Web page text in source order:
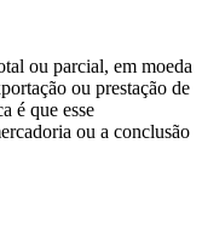
ou parcial, em moeda
ou prestação de
é que esse
ou a conclusão